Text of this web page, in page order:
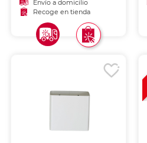
Envío a domicilio
Recoge en tienda